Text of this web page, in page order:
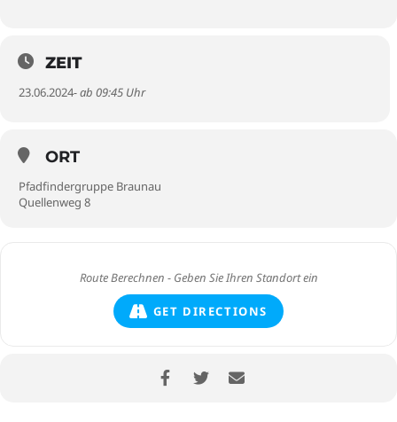
ZEIT
23.06.2024- ab 09:45 Uhr
ORT
Pfadfindergruppe Braunau
Quellenweg 8
GET DIRECTIONS